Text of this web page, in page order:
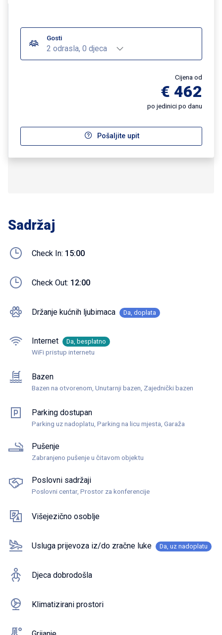
Gosti
2 odrasla, 0 djeca
Cijena od
€ 462
po jedinici po danu
Pošaljite upit
Sadržaj
Check In: 15:00
Check Out: 12:00
Držanje kućnih ljubimaca Da, doplata
Internet Da, besplatno
WiFi pristup internetu
Bazen
Bazen na otvorenom, Unutarnji bazen, Zajednički bazen
Parking dostupan
Parking uz nadoplatu, Parking na licu mjesta, Garaža
Pušenje
Zabranjeno pušenje u čitavom objektu
Poslovni sadržaji
Poslovni centar, Prostor za konferencije
Višejezično osoblje
Usluga prijevoza iz/do zračne luke Da, uz nadoplatu
Djeca dobrodošla
Klimatizirani prostori